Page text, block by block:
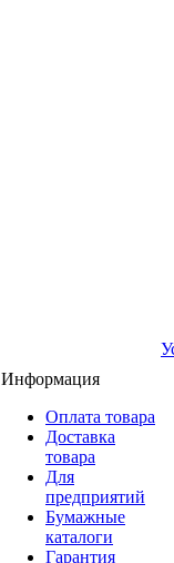
Информация
Оплата товара
Доставка
товара
Для
предприятий
Бумажные
каталоги
Гарантия